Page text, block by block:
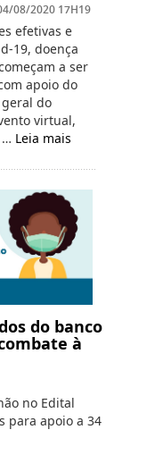
08/2020 17H19
efetivas e
19, doença
a ser
apoio do
geral do
virtual,
… Leia mais
do banco
à
no Edital
para apoio a 34